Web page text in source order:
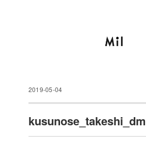
2019-05-04
kusunose_takeshi_dm